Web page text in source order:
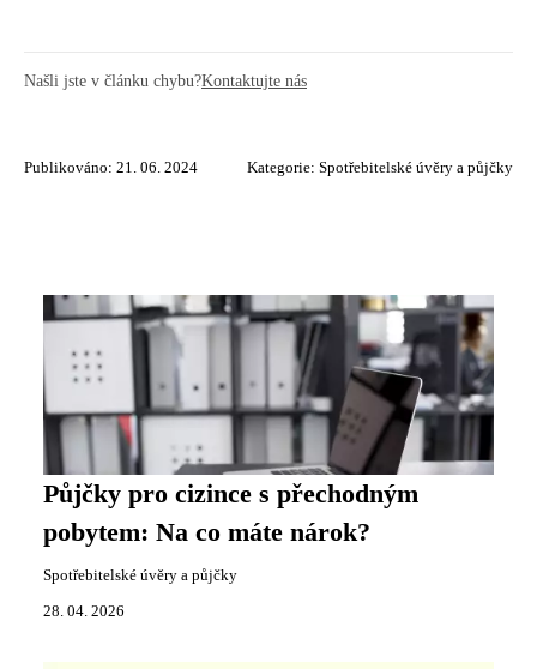
Našli jste v článku chybu?Kontaktujte nás
Publikováno: 21. 06. 2024 Kategorie: Spotřebitelské úvěry a půjčky
Půjčky pro cizince s přechodným
pobytem: Na co máte nárok?
Spotřebitelské úvěry a půjčky
28. 04. 2026